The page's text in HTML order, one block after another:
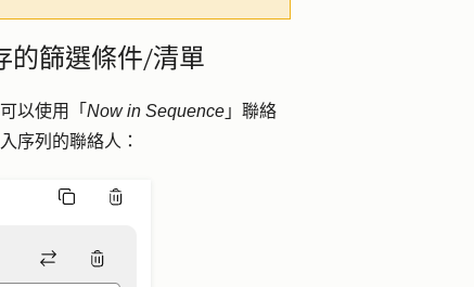
的篩選條件/清單
以使用「 Now in Sequence 」聯絡
序列的聯絡人：